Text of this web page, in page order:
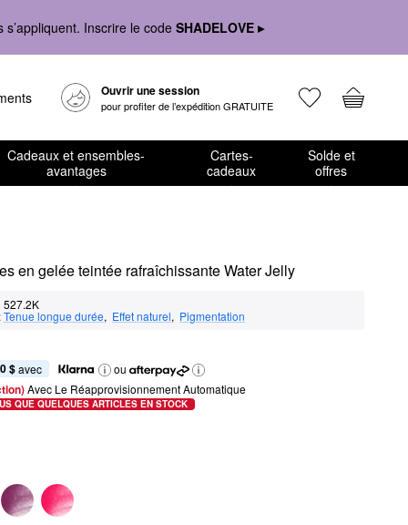
Inscrire le code SHADELOVE ▸
Ouvrir une session
pour profiter de l’expédition GRATUITE
Cadeaux et ensembles-
avantages
Cartes-
cadeaux
Solde et
offres
en gelée teintée rafraîchissante Water Jelly
527.2K
Tenue longue durée, Effet naturel, Pigmentation
$ avec
ou
Avec Le Réapprovisionnement Automatique
QUE QUELQUES ARTICLES EN STOCK